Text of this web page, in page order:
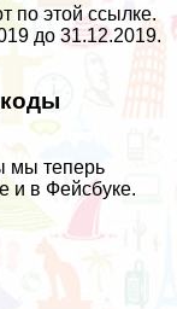
по этой ссылке.
до 31.12.2019.
мы теперь
и в Фейсбуке.